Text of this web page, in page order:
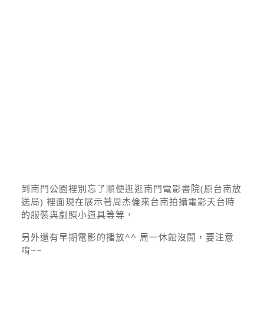
到南門公園裡別忘了順便逛逛南門電影書院(原台南放
送局) 裡面現在展示著周杰倫來台南拍攝電影天台時
的服裝與劇照小道具等等，
另外還有早期電影的播放^^ 周一休館沒開，要注意
唷~~